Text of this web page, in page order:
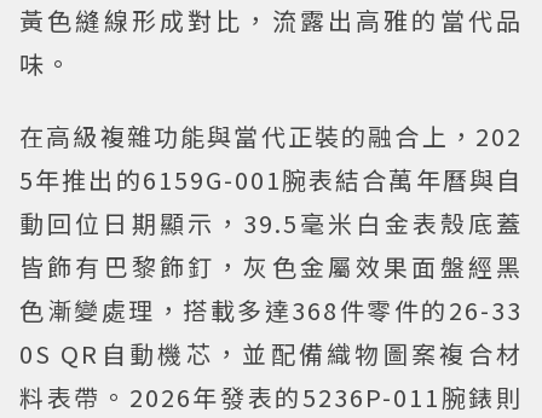
黃色縫線形成對比，流露出高雅的當代品
味。
在高級複雜功能與當代正裝的融合上，202
5年推出的6159G-001腕表結合萬年曆與自
動回位日期顯示，39.5毫米白金表殼底蓋
皆飾有巴黎飾釘，灰色金屬效果面盤經黑
色漸變處理，搭載多達368件零件的26-33
0S QR自動機芯，並配備織物圖案複合材
料表帶。2026年發表的5236P-011腕錶則